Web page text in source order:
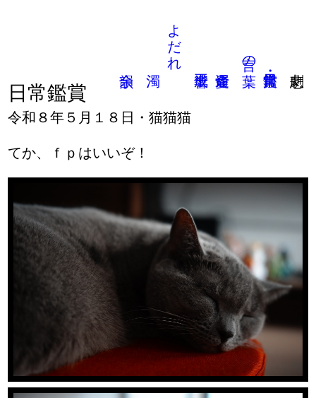
言の葉
よだれ
日常鑑賞
令和８年５月１８日・猫猫猫
てか、ｆｐはいいぞ！